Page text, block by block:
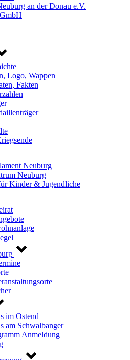
an der Donau e.V.
Logo, Wappen
Fakten
Neuburg
Neuburg
Kinder & Jugendliche
im Ostend
am Schwalbanger
Anmeldung